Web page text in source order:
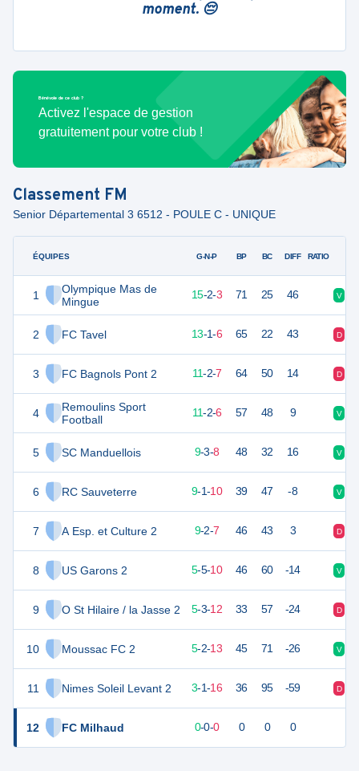
moment. 😔
Bénévole de ce club ?
Activez l'espace de gestion
gratuitement pour votre club !
Classement FM
Senior Départemental 3 6512 - POULE C - UNIQUE
ÉQUIPES
1
Olympique Mas de
Mingue
2 FC Tavel
3 FC Bagnols Pont 2
4
Remoulins Sport
Football
5 SC Manduellois
6 RC Sauveterre
7 A Esp. et Culture 2
8 US Garons 2
9 O St Hilaire / la Jasse 2
10 Moussac FC 2
11 Nimes Soleil Levant 2
12 FC Milhaud
G-N-P BP BC DIFF RATIO
46 15-2-3 71 25 46 V
13-1-6 65 22 43 D
35 11-2-7 64 50 14 D
35 11-2-6 57 48 9 V
29 9-3-8 48 32 16 V
9-1-10 39 47 -8 V
26 9-2-7 46 43 3 D
5-5-10 46 60 -14 V
18 20 5-3-12 33 57 -24 D
5-2-13 45 71 -26 V
9 20 3-1-16 36 95 -59 D
0-0-0 0 0 0